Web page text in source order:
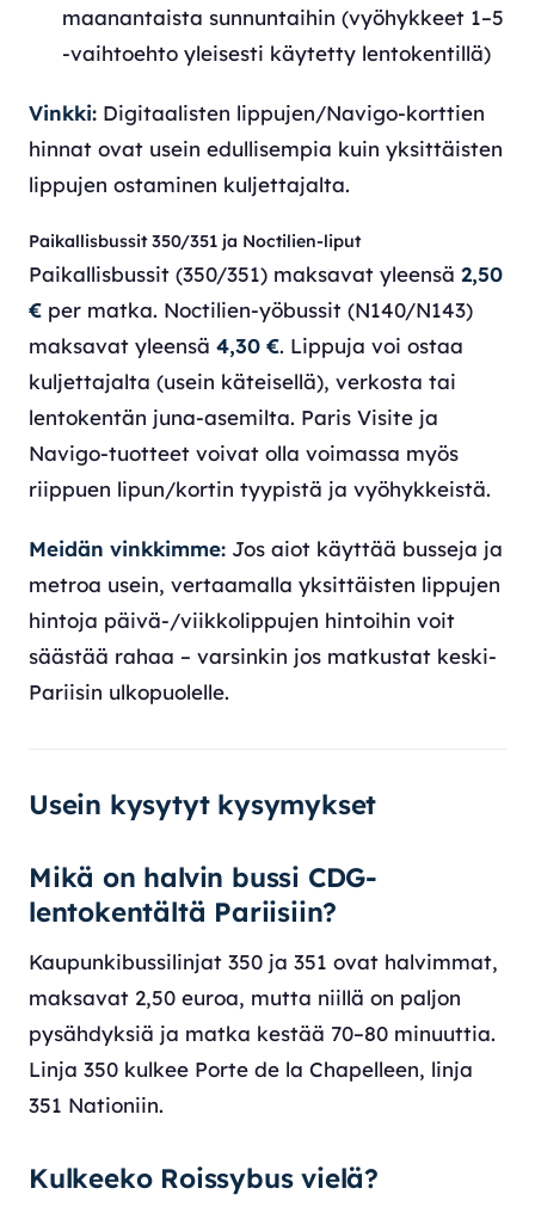
maanantaista sunnuntaihin (vyöhykkeet 1–5
-vaihtoehto yleisesti käytetty lentokentillä)
Vinkki: Digitaalisten lippujen/Navigo-korttien
hinnat ovat usein edullisempia kuin yksittäisten
lippujen ostaminen kuljettajalta.
Paikallisbussit 350/351 ja Noctilien-liput
Paikallisbussit (350/351) maksavat yleensä 2,50
€ per matka. Noctilien-yöbussit (N140/N143)
maksavat yleensä 4,30 €. Lippuja voi ostaa
kuljettajalta (usein käteisellä), verkosta tai
lentokentän juna-asemilta. Paris Visite ja
Navigo-tuotteet voivat olla voimassa myös
riippuen lipun/kortin tyypistä ja vyöhykkeistä.
Meidän vinkkimme: Jos aiot käyttää busseja ja
metroa usein, vertaamalla yksittäisten lippujen
hintoja päivä-/viikkolippujen hintoihin voit
säästää rahaa – varsinkin jos matkustat keski-
Pariisin ulkopuolelle.
Usein kysytyt kysymykset
Mikä on halvin bussi CDG-
lentokentältä Pariisiin?
Kaupunkibussilinjat 350 ja 351 ovat halvimmat,
maksavat 2,50 euroa, mutta niillä on paljon
pysähdyksiä ja matka kestää 70–80 minuuttia.
Linja 350 kulkee Porte de la Chapelleen, linja
351 Nationiin.
Kulkeeko Roissybus vielä?